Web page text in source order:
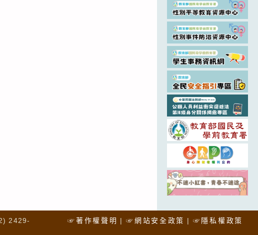
☞著作權聲明 ☞網站安全政策 ☞隱私權政策
2429-